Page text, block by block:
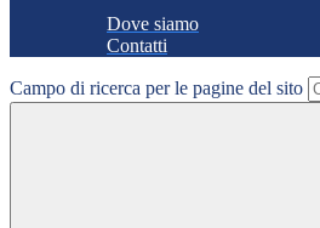
Dove siamo
Contatti
Campo di ricerca per le pagine del sito